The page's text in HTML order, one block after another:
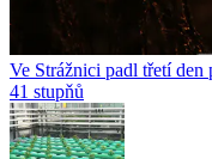
Ve Strážnici padl třetí
41 stupňů